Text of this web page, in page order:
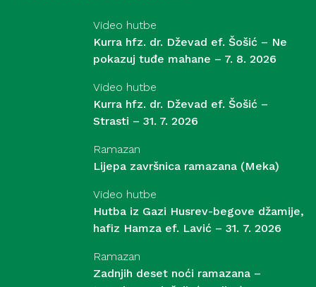
Video hutbe
Kurra hfz. dr. Dževad ef. Šošić – Ne
pokazuj tuđe mahane – 7. 8. 2026
Video hutbe
Kurra hfz. dr. Dževad ef. Šošić –
Strasti – 31. 7. 2026
Ramazan
Lijepa završnica ramazana (Meka)
Video hutbe
Hutba iz Gazi Husrev-begove džamije,
hafiz Hamza ef. Lavić – 31. 7. 2026
Ramazan
Zadnjih deset noći ramazana –